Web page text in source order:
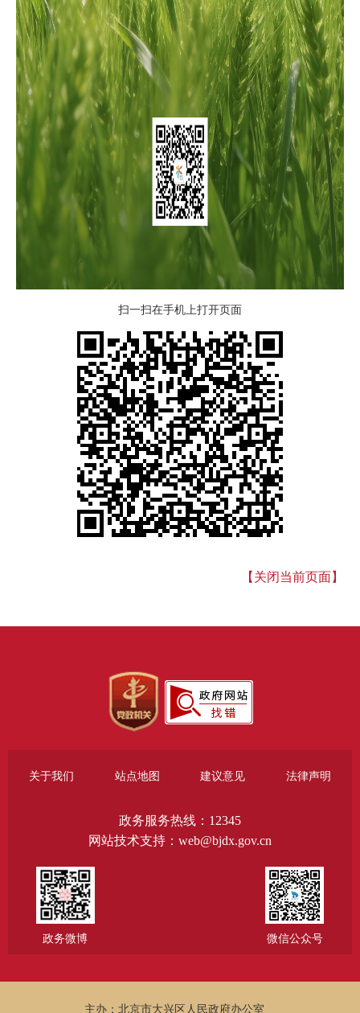
扫一扫在手机上打开页面
【关闭当前页面】
关于我们 站点地图 建议意见 法律声明
政务服务热线：12345
网站技术支持：web@bjdx.gov.cn
政务微博 微信公众号
主办：北京市大兴区人民政府办公室